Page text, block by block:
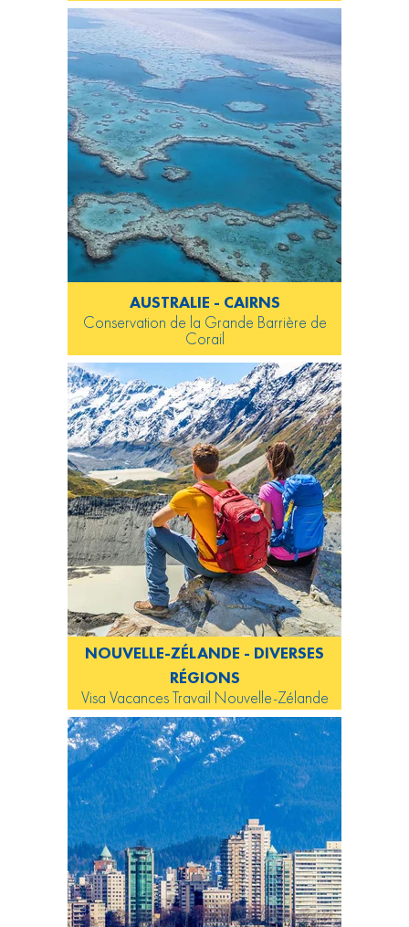
AUSTRALIE - CAIRNS
Conservation de la Grande Barrière de
Corail
NOUVELLE-ZÉLANDE - DIVERSES
RÉGIONS
Visa Vacances Travail Nouvelle-Zélande